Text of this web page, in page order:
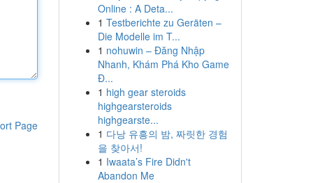
Page
Online : A Deta...
1 Testberichte zu Geräten –
Die Modelle im T...
1 nohuwin – Đăng Nhập
Nhanh, Khám Phá Kho Game
Đ...
1 high gear steroids
highgearsteroids
highgearste...
1 다낭 유흥의 밤, 짜릿한 경험
을 찾아서!
1 Iwaata’s Fire Didn't
Abandon Me